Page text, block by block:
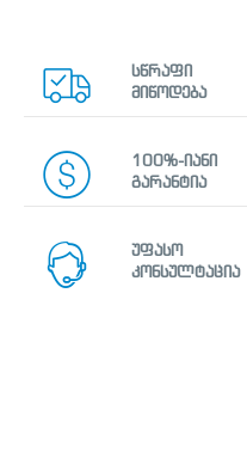
სწრაფი
მიწოდება
100%-იანი
გარანტია
უფასო
კონსულტაცია